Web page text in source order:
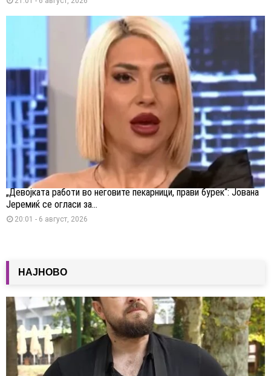
„Девојката работи во неговите пекарници, прави бурек“: Јована
Јеремиќ се огласи за...
20:01 - 6 август, 2026
НАЈНОВО